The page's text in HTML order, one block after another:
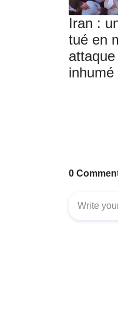
Iran :
tué en
inhumé